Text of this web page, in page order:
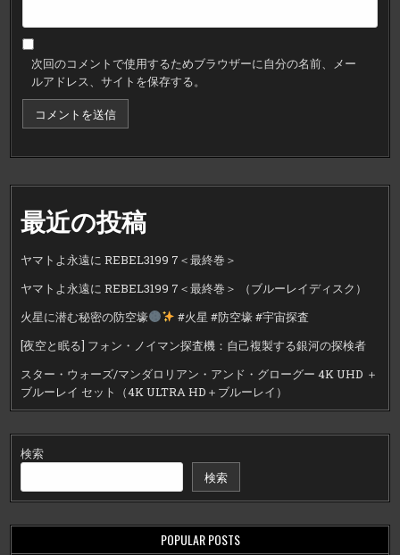
次回のコメントで使用するためブラウザーに自分の名前、メー
ルアドレス、サイトを保存する。
最近の投稿
ヤマトよ永遠に REBEL3199 7＜最終巻＞
ヤマトよ永遠に REBEL3199 7＜最終巻＞ （ブルーレイディスク）
火星に潜む秘密の防空壕
#火星 #防空壕 #宇宙探査
[夜空と眠る] フォン・ノイマン探査機：自己複製する銀河の探検者
スター・ウォーズ/マンダロリアン・アンド・グローグー 4K UHD ＋
ブルーレイ セット（4K ULTRA HD＋ブルーレイ）
検索
検索
POPULAR POSTS